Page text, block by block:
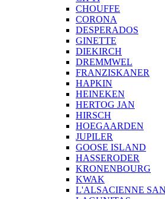
CHOUFFE
CORONA
DESPERADOS
GINETTE
DIEKIRCH
DREMMWEL
FRANZISKANER
HAPKIN
HEINEKEN
HERTOG JAN
HIRSCH
HOEGAARDEN
JUPILER
GOOSE ISLAND
HASSERODER
KRONENBOURG
KWAK
L'ALSACIENNE